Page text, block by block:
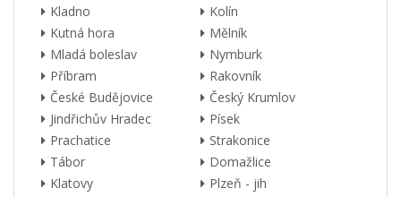
Kladno
Kolín
Kutná hora
Mělník
Mladá boleslav
Nymburk
Příbram
Rakovník
České Budějovice
Český Krumlov
Jindřichův Hradec
Písek
Prachatice
Strakonice
Tábor
Domažlice
Klatovy
Plzeň - jih